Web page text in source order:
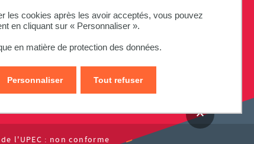
les cookies après les avoir acceptés, vous pouvez
en cliquant sur « Personnaliser ».
en matière de protection des données.
Tout refuser
Personnaliser
l'UPEC : non conforme